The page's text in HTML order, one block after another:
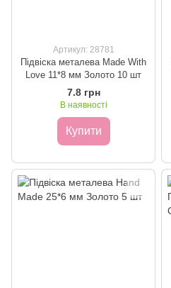
Артикул: 28781
Підвіска металева Made With
Love 11*8 мм Золото 10 шт
7.8 грн
В наявності
Купити